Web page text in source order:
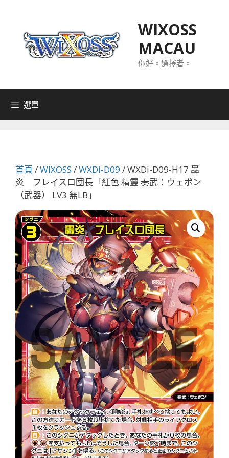
WIXOSS
MACAU
你好。選擇者。
選單
首頁 /WIXOSS /WXDi-D09 / WXDi-D09-H17 轟
炎 フレイスロ団長「紅色 精靈 奏武：ウェポン
（武器） LV3 無LB」